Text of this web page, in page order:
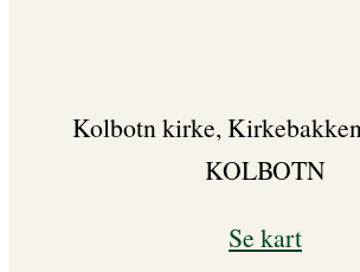
Kolbotn kirke,
KOLBOTN
Se kart